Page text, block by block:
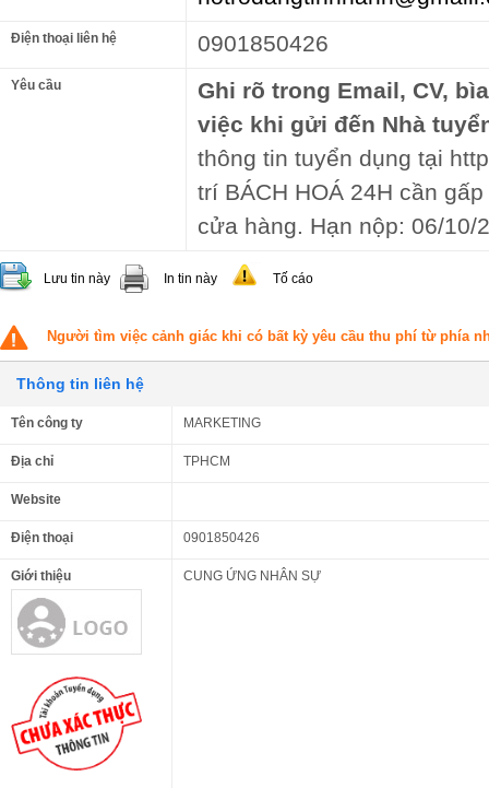
Điện thoại liên hệ 0901850426
Yêu cầu
Ghi rõ trong Email, CV,
việc khi gửi đến Nhà
thông tin tuyển dụng tại
trí BÁCH HOÁ 24H cần
cửa hàng. Hạn nộp: 06/10/
Lưu tin này In tin này Tố cáo
Người tìm việc cảnh giác khi có bất kỳ yêu cầu thu phí từ phía
Thông tin liên hệ
Tên công ty MARKETING
Địa chỉ TPHCM
Website
Điện thoại 0901850426
Giới thiệu CUNG ỨNG NHÂN SỰ